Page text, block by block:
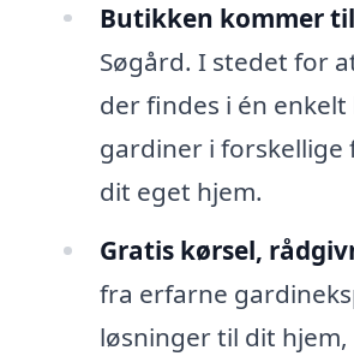
Butikken kommer
Søgård. I stedet for
der findes i én
gardiner i forskellige
dit eget hjem.
Gratis kørsel,
fra erfarne
løsninger til dit